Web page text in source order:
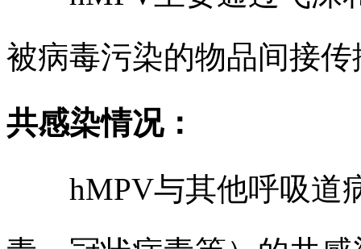
被病毒污染的物品间接传
共感染情况：
hMPV与其他呼吸道